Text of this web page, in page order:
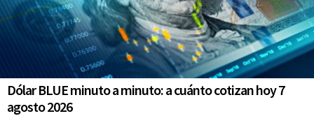
Dólar BLUE minuto a minuto: a cuánto cotizan hoy 7
agosto 2026